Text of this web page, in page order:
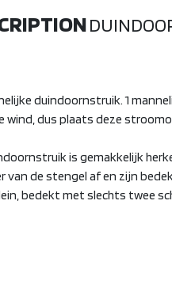
duindoornstruik. 1
wind, dus plaats deze
is gemakkelijk
van de stengel af en zijn
bedekt met slechts twee